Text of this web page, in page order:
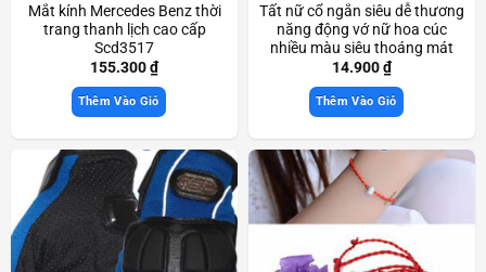
Mắt kính Mercedes Benz thời
trang thanh lịch cao cấp
Scd3517
155.300₫
Thêm Vào Giỏ
Tất nữ cổ ngắn siêu dễ thương
năng động vớ nữ hoa cúc
nhiều màu siêu thoáng mát
thời trang Scd3093
14.900₫
Thêm Vào Giỏ